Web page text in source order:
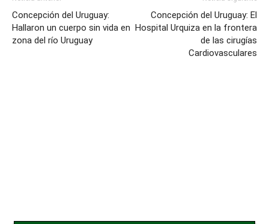
Concepción del Uruguay:
Hallaron un cuerpo sin vida en
zona del río Uruguay
Concepción del Uruguay: El
Hospital Urquiza en la frontera
de las cirugías
Cardiovasculares